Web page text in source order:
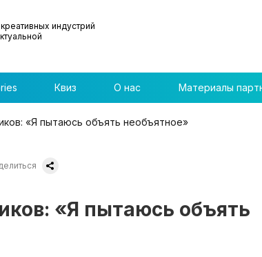
индустрий
Квиз О нас Материалы
«Я пытаюсь объять необъятное»
«Я пытаюсь объять